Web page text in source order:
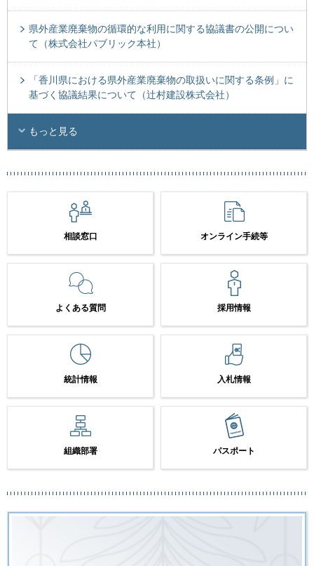
県外産業廃棄物の循環的な利用に関する協議書の公開につい
て（株式会社パブリック本社）
「香川県における県外産業廃棄物の取扱いに関する条例」に
基づく協議結果について（辻村建設株式会社）
もっと見る
相談窓口 オンライン手続等
よくある質問 採用情報
統計情報 入札情報
組織部署 パスポート